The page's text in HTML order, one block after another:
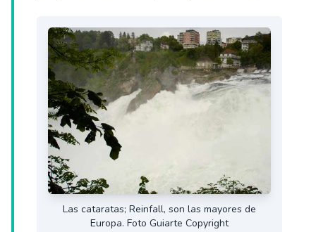
Las cataratas; Reinfall, son las mayores de
Europa. Foto Guiarte Copyright